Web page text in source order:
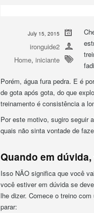
July 15, 2015
ironguide2
Home, iniciante
Porém, água fura pedra. E é
de gota após gota, do que
treinamento é consistência a
Por este motivo, sugiro seguir
quais não sinta vontade de
Quando em
Isso NÃO significa que você
você estiver em dúvida se
lhe dizer. Comece o treino
parar: